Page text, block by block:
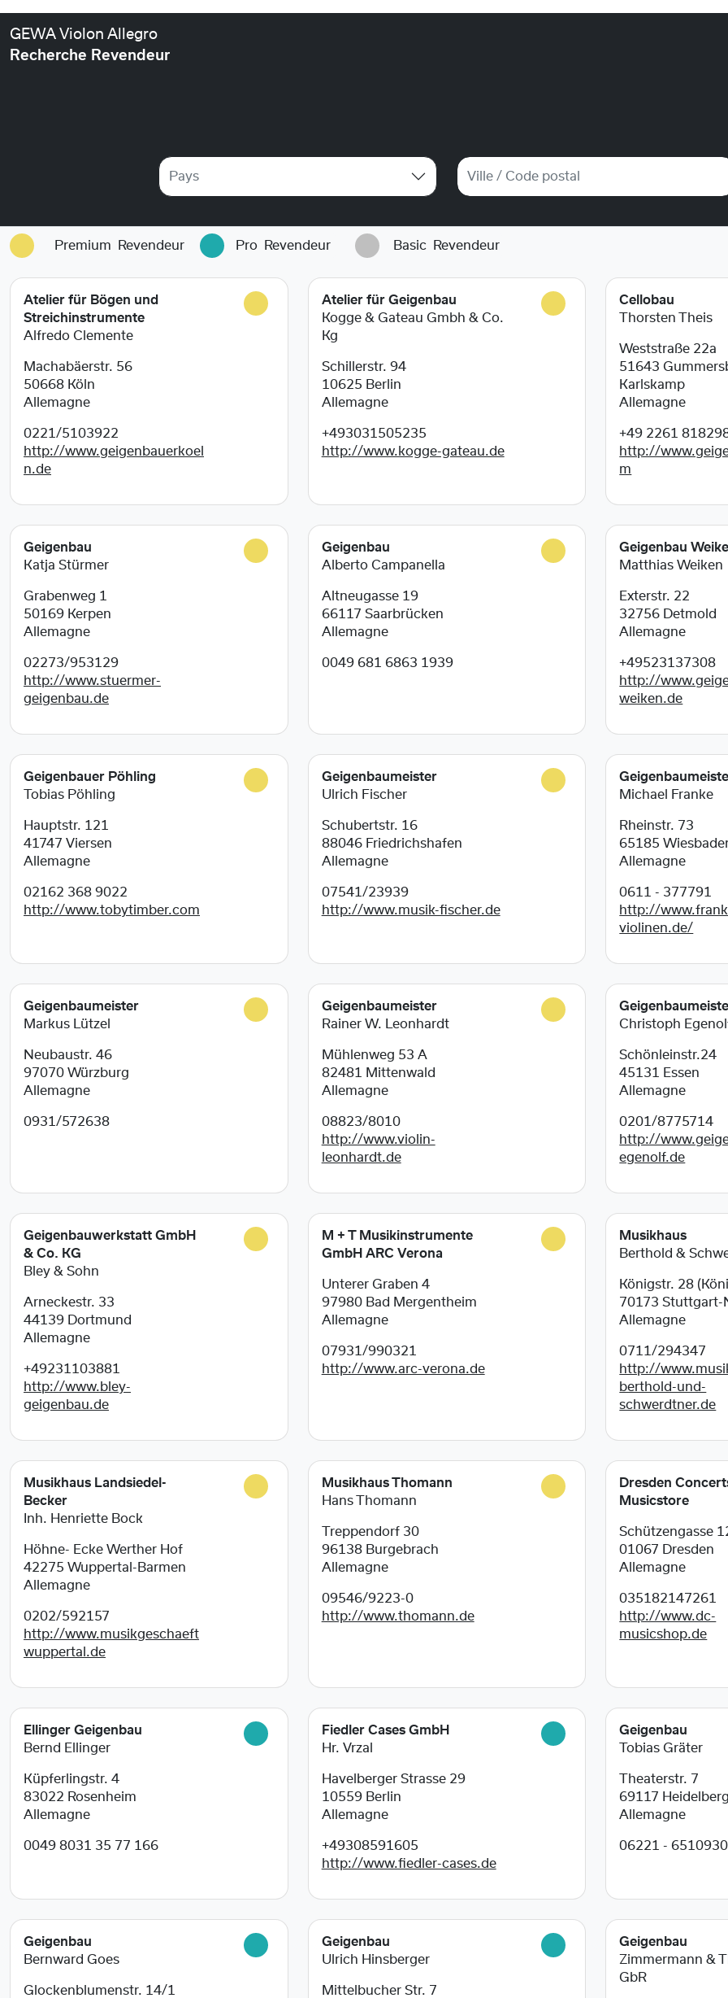
GEWA Violon Allegro
Recherche Revendeur
Pays
Premium Revendeur Pro Revendeur Basic Revendeur
Atelier für Bögen und
Streichinstrumente
Alfredo Clemente
Machabäerstr. 56
50668 Köln
Allemagne
0221/5103922
http://www.geigenbauerkoel
n.de
Atelier für Geigenbau
Kogge & Gateau Gmbh & Co.
Kg
Schillerstr. 94
10625 Berlin
Allemagne
+493031505235
http://www.kogge-gateau.de
Cellobau
Thorsten Theis
Weststraße 22a
51643
Karlskamp
Allemagne
+49 2261
http://
m
Geigenbau
Katja Stürmer
Grabenweg 1
50169 Kerpen
Allemagne
02273/953129
http://www.stuermer-
geigenbau.de
Geigenbau
Alberto Campanella
Altneugasse 19
66117 Saarbrücken
Allemagne
0049 681 6863 1939
Geigenbau
Matthias Weiken
Exterstr. 22
32756
Detmold
Allemagne
+49523137308
http://
weiken.de
Geigenbauer Pöhling
Tobias Pöhling
Hauptstr. 121
41747 Viersen
Allemagne
02162 368 9022
http://www.tobytimber.com
Geigenbaumeister
Ulrich Fischer
Schubertstr. 16
88046 Friedrichshafen
Allemagne
07541/23939
http://www.musik-fischer.de
Michael Franke
Rheinstr. 73
65185
Allemagne
0611 - 377791
http://
violinen.de/
Geigenbaumeister
Markus Lützel
Neubaustr. 46
97070 Würzburg
Allemagne
0931/572638
Geigenbaumeister
Rainer W. Leonhardt
Mühlenweg 53 A
82481
Mittenwald
Allemagne
08823/8010
http://www.violin-
leonhardt.de
Christoph
Schönleinstr.24
45131
Essen
Allemagne
0201/8775714
http://
egenolf.de
Geigenbauwerkstatt GmbH
& Co. KG
Bley & Sohn
Arneckestr. 33
44139
Dortmund
Allemagne
+49231103881
http://www.bley-
geigenbau.de
M + T Musikinstrumente
GmbH ARC Verona
Unterer Graben 4
97980 Bad Mergentheim
Allemagne
07931/990321
http://www.arc-verona.de
Musikhaus
Berthold &
Königstr. 28
70173Stuttgart-
Allemagne
0711/294347
http://
berthold-und-
schwerdtner.de
Musikhaus Landsiedel-
Becker
Inh. Henriette Bock
Höhne- Ecke Werther Hof
42275 Wuppertal-Barmen
Allemagne
0202/592157
http://www.musikgeschaeft
wuppertal.de
Musikhaus Thomann
Hans Thomann
Treppendorf 30
96138 Burgebrach
Allemagne
09546/9223-0
http://www.thomann.de
Dresden
Musicstore
Schützengasse
01067
Dresden
Allemagne
035182147261
http://www.dc-
musicshop.de
Ellinger Geigenbau
Bernd Ellinger
Küpferlingstr. 4
83022 Rosenheim
Allemagne
0049 8031 35 77 166
Fiedler Cases GmbH
Hr. Vrzal
Havelberger Strasse 29
10559 Berlin
Allemagne
+49308591605
http://www.fiedler-cases.de
Geigenbau
Tobias Gräter
Theaterstr. 7
69117 Heidelberg
Allemagne
06221 - 6510930
Geigenbau
Bernward Goes
Glockenblumenstr. 14/1
Geigenbau
Ulrich Hinsberger
Mittelbucher Str. 7
Geigenbau
Zimmermann &
GbR